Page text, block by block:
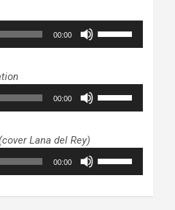
pour
augmenter
ou
volume.
00:00
pour
augmenter
ou
volume.
00:00
pour
augmenter
ou
Lana del Rey)
00:00
haut/bas